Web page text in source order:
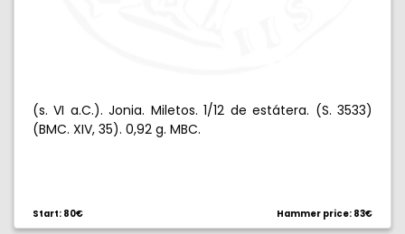
(s. VI a.C.). Jonia. Miletos. 1/12 de estátera. (S. 3533)
(BMC. XIV, 35). 0,92 g. MBC.
Start: 80€ Hammer price: 83€